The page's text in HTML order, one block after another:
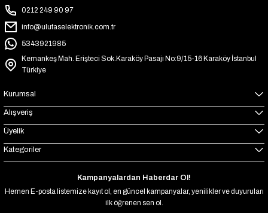
0212 249 90 97
info@ulutaselektronik.com.tr
5343921985
Kemankeş Mah. Erişteci Sok.Karaköy Pasajı No:9/15-16 Karaköy İstanbul
Türkiye
Kurumsal
Alışveriş
Üyelik
Kategoriler
Kampanyalardan Haberdar Ol!
Hemen E-posta listemize kayıt ol, en güncel kampanyalar, yenilikler ve duyuruları
ilk öğrenen sen ol.